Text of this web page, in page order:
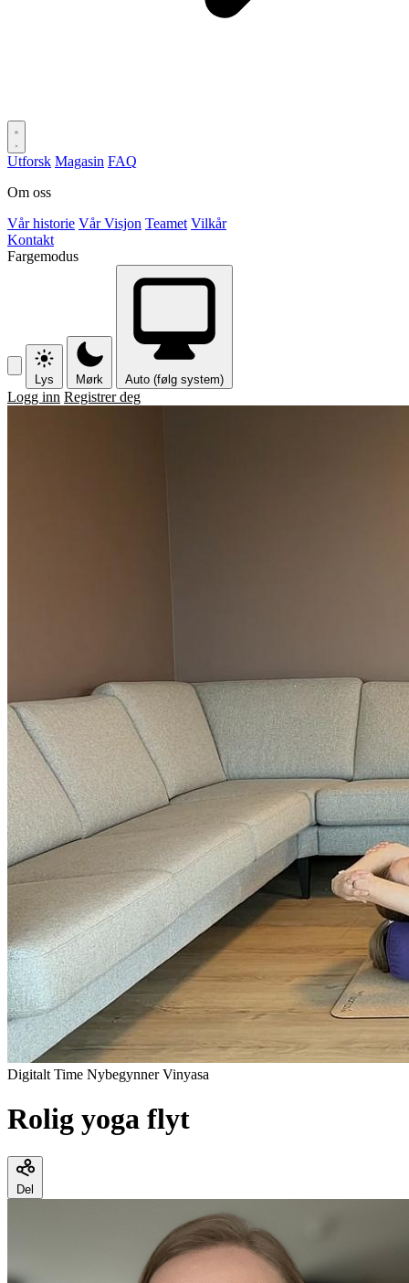
Utforsk Magasin FAQ
Om oss
Vår historie Vår Visjon Teamet Vilkår
Kontakt
Fargemodus
Lys Mørk Auto (følg system)
Logg inn Registrer deg
Digitalt Time NybegynnerVinyasa
Rolig yoga flyt
Del